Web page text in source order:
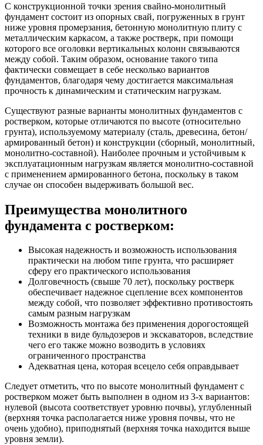
С конструкционной точки зрения свайно-монолитный
фундамент состоит из опорных свай, погруженных в грунт
ниже уровня промерзания, бетонную монолитную плиту с
металлическим каркасом, а также ростверк, при помощи
которого все оголовки вертикальных колонн связываются
между собой. Таким образом, основание такого типа
фактически совмещает в себе несколько вариантов
фундаментов, благодаря чему достигается максимальная
прочность к динамическим и статическим нагрузкам.
Существуют разные варианты монолитных фундаментов с
ростверком, которые отличаются по высоте (относительно
грунта), используемому материалу (сталь, древесина, бетон/
армированный бетон) и конструкции (сборный, монолитный,
монолитно-составной). Наиболее прочным и устойчивым к
эксплуатационным нагрузкам является монолитно-составной
с применением армированного бетона, поскольку в таком
случае он способен выдерживать большой вес.
Преимущества монолитного
фундамента с ростверком:
Высокая надежность и возможность использования
практически на любом типе грунта, что расширяет
сферу его практического использования
Долговечность (свыше 70 лет), поскольку ростверк
обеспечивает надежное сцепление всех компонентов
между собой, что позволяет эффективно противостоять
самым разным нагрузкам
Возможность монтажа без применения дорогостоящей
техники в виде бульдозеров и экскаваторов, вследствие
чего его также можно возводить в условиях
ограниченного пространства
Адекватная цена, которая всецело себя оправдывает
Следует отметить, что по высоте монолитный фундамент с
ростверком может быть выполнен в одном из 3-х вариантов:
нулевой (высота соответствует уровню почвы), углубленный
(верхняя точка располагается ниже уровня почвы, что не
очень удобно), приподнятый (верхняя точка находится выше
уровня земли).